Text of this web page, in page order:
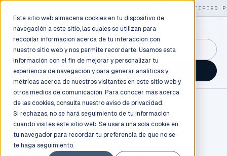
Este sitio web almacena cookies en tu dispositivo de
navegación a este sitio, las cuales se utilizan para
recopilar información acerca de tu interacción con
nuestro sitio web y nos permite recordarte. Usamos esta
información con el fin de mejorar y personalizar tu
experiencia de navegación y para generar analíticas y
métricas acerca de nuestros visitantes en este sitio web y
otros medios de comunicación. Para conocer más acerca
de las cookies, consulta nuestro aviso de privacidad.
Si rechazas, no se hará seguimiento de tu información
cuando visites este sitio web. Se usará una sola cookie en
tu navegador para recordar tu preferencia de que no se
te haga seguimiento.
130+ CERTIFIED
GuidancePlex →
Talk to an engineer →
TECNOLOGÍA , INNOVACIÓN